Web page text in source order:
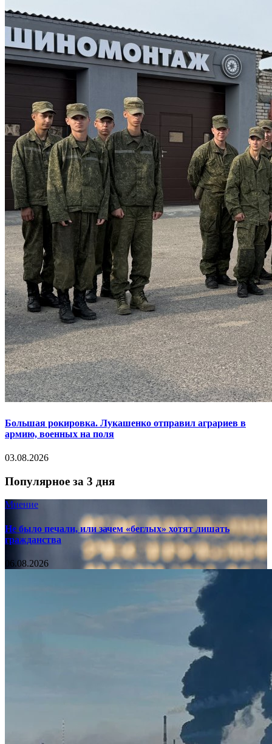
Большая рокировка. Лукашенко отправил аграриев в
армию, военных на поля
03.08.2026
Популярное за 3 дня
Мнение
Не было печали, или зачем «беглых» хотят лишать
гражданства
06.08.2026